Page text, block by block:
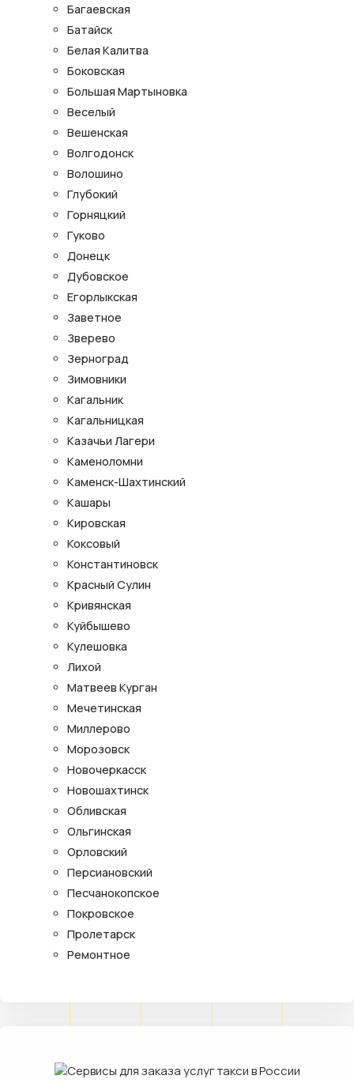
Багаевская
Батайск
Белая Калитва
Боковская
Большая Мартыновка
Веселый
Вешенская
Волгодонск
Волошино
Глубокий
Горняцкий
Гуково
Донецк
Дубовское
Егорлыкская
Заветное
Зверево
Зерноград
Зимовники
Кагальник
Кагальницкая
Казачьи Лагери
Каменоломни
Каменск-Шахтинский
Кашары
Кировская
Коксовый
Константиновск
Красный Сулин
Кривянская
Куйбышево
Кулешовка
Лихой
Матвеев Курган
Мечетинская
Миллерово
Морозовск
Новочеркасск
Новошахтинск
Обливская
Ольгинская
Орловский
Персиановский
Песчанокопское
Покровское
Пролетарск
Ремонтное